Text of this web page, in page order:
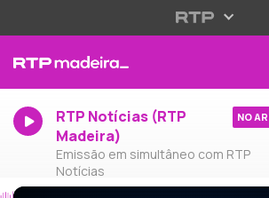
RTP Notícias (RTP
Madeira)
Emissão em simultâneo com RTP
Notícias
NO AR